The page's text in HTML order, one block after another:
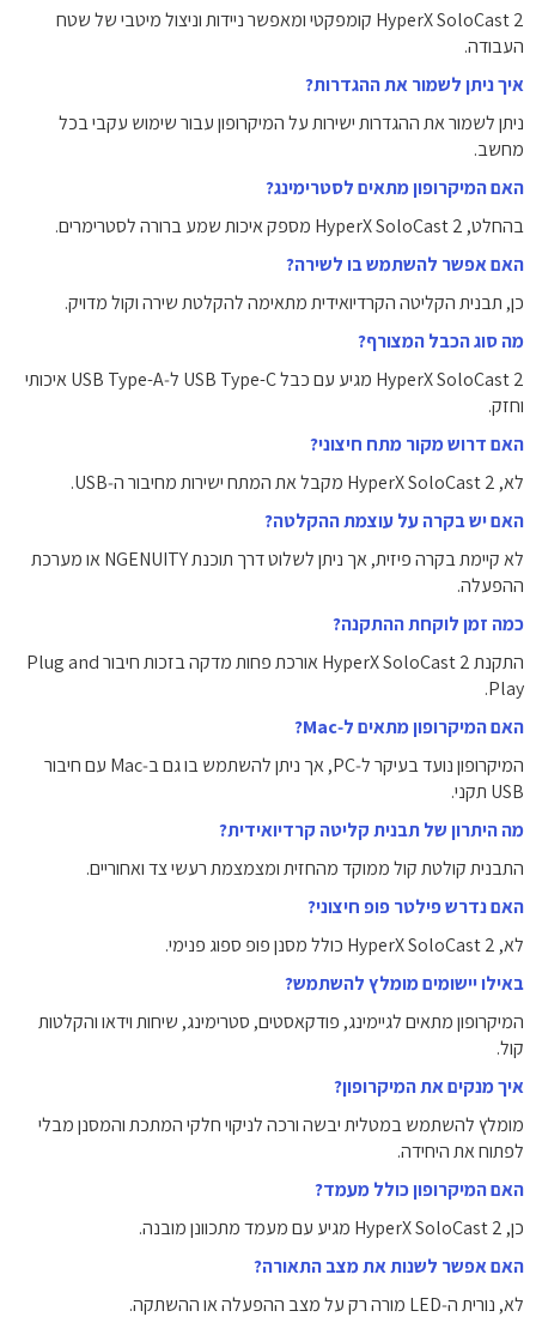
HyperX SoloCast 2 קומפקטי ומאפשר ניידות וניצול מיטבי של שטח
העבודה.
איך ניתן לשמור את ההגדרות?
ניתן לשמור את ההגדרות ישירות על המיקרופון עבור שימוש עקבי בכל
מחשב.
האם המיקרופון מתאים לסטרימינג?
בהחלט, HyperX SoloCast 2 מספק איכות שמע ברורה לסטרימרים.
האם אפשר להשתמש בו לשירה?
כן, תבנית הקליטה הקרדיואידית מתאימה להקלטת שירה וקול מדויק.
מה סוג הכבל המצורף?
HyperX SoloCast 2 מגיע עם כבל ‎USB Type-C‎ ל‑‎USB Type-A‎ איכותי
וחזק.
האם דרוש מקור מתח חיצוני?
לא, HyperX SoloCast 2 מקבל את המתח ישירות מחיבור ה‑USB.
האם יש בקרה על עוצמת ההקלטה?
לא קיימת בקרה פיזית, אך ניתן לשלוט דרך תוכנת NGENUITY או מערכת
ההפעלה.
כמה זמן לוקחת ההתקנה?
התקנת HyperX SoloCast 2 אורכת פחות מדקה בזכות חיבור Plug and
Play.
האם המיקרופון מתאים ל‑Mac?
המיקרופון נועד בעיקר ל‑PC, אך ניתן להשתמש בו גם ב‑Mac עם חיבור
USB תקני.
מה היתרון של תבנית קליטה קרדיואידית?
התבנית קולטת קול ממוקד מהחזית ומצמצמת רעשי צד ואחוריים.
האם נדרש פילטר פופ חיצוני?
לא, HyperX SoloCast 2 כולל מסנן פופ ספוג פנימי.
באילו יישומים מומלץ להשתמש?
המיקרופון מתאים לגיימינג, פודקאסטים, סטרימינג, שיחות וידאו והקלטות
קול.
איך מנקים את המיקרופון?
מומלץ להשתמש במטלית יבשה ורכה לניקוי חלקי המתכת והמסנן מבלי
לפתוח את היחידה.
האם המיקרופון כולל מעמד?
כן, HyperX SoloCast 2 מגיע עם מעמד מתכוונן מובנה.
האם אפשר לשנות את מצב התאורה?
לא, נורית ה‑LED מורה רק על מצב ההפעלה או ההשתקה.